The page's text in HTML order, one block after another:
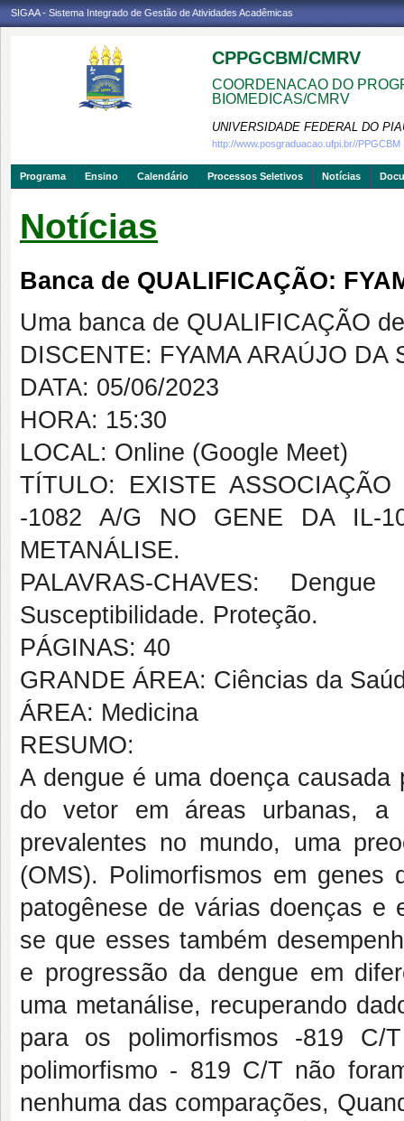
SIGAA - Sistema Integrado de Gestão de Atividades Acadêmicas
CPPGCBM/CMRV
COORDENACAO DO
BIOMEDICAS/CMRV
UNIVERSIDADE FEDERAL DO
http://www.posgraduacao.ufpi.br//PPGCBM
Programa Ensino Calendário Processos Seletivos Notícias
Notícias
Banca de QUALIFICAÇÃO:
Uma banca de QUALIFICAÇÃO
DISCENTE: FYAMA ARAÚJO DA
DATA: 05/06/2023
HORA: 15:30
LOCAL: Online (Google Meet)
TÍTULO: EXISTE
-1082 A/G NO GENE DA IL-
METANÁLISE.
PALAVRAS-CHAVES:
Susceptibilidade. Proteção.
PÁGINAS: 40
GRANDE ÁREA: Ciências da
ÁREA: Medicina
RESUMO:
A dengue é uma doença
do vetor em áreas urbanas, a
prevalentes no mundo, uma
(OMS). Polimorfismos em
patogênese de várias doenças e
se que esses também
e progressão da dengue em
uma metanálise, recuperando
para os polimorfismos -819
polimorfismo - 819 C/T não
nenhuma das comparações,